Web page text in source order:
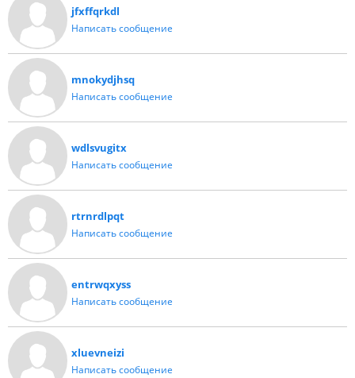
jfxffqrkdl
Написать сообщение
mnokydjhsq
Написать сообщение
wdlsvugitx
Написать сообщение
rtrnrdlpqt
Написать сообщение
entrwqxyss
Написать сообщение
xluevneizi
Написать сообщение